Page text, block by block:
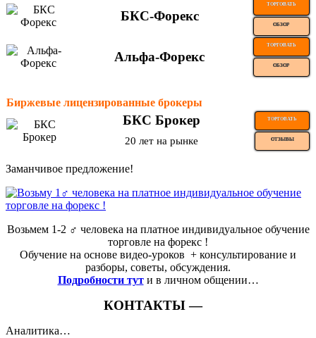
БКС-Форекс
ТОРГОВАТЬ
ОБЗОР
Альфа-Форекс
ТОРГОВАТЬ
ОБЗОР
Биржевые лицензированные брокеры
БКС Брокер ТОРГОВАТЬ
20 лет на рынке ОТЗЫВЫ
Заманчивое предложение!
Возьмем 1-2 ‍♂️ человека на платное индивидуальное обучение
торговле на форекс !
Обучение на основе видео-уроков ️ + консультирование и
разборы, советы, обсуждения.
Подробности тут и в личном общении…
КОНТАКТЫ —
Аналитика…